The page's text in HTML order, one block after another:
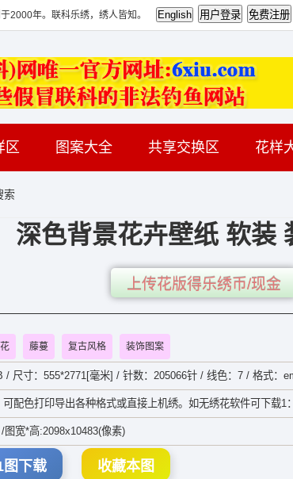
2000年。联科乐绣，绣人皆知。
区 图案大全 共享交换区 花样
索
深色背景花卉壁纸 软装
上传花版得乐绣币/现金
藤蔓 复古风格 装饰图案
/ 尺寸：555*2771[毫米] / 针数：205066针 / 线色：7 / 格式：
配色打印导出各种格式或直接上机绣。如无绣花软件可下载1
宽*高:2098x10483(像素)
图下载 收藏本图